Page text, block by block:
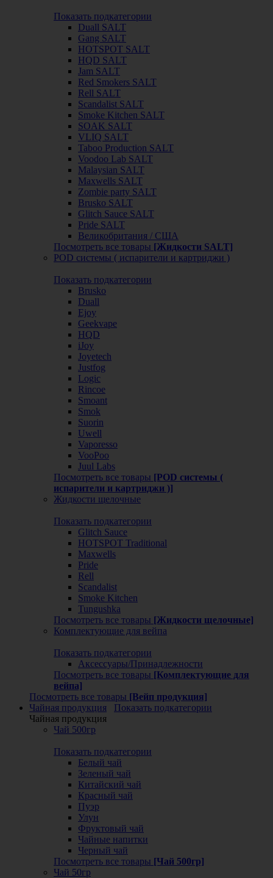
Показать подкатегории
Duall SALT
Gang SALT
HOTSPOT SALT
HQD SALT
Jam SALT
Red Smokers SALT
Rell SALT
Scandalist SALT
Smoke Kitchen SALT
SOAK SALT
VLIQ SALT
Taboo Production SALT
Voodoo Lab SALT
Malaysian SALT
Maxwells SALT
Zombie party SALT
Brusko SALT
Glitch Sauce SALT
Pride SALT
Великобритания / США
Посмотреть все товары [Жидкости SALT]
POD системы ( испарители и картриджи )
Показать подкатегории
Brusko
Duall
Ejoy
Geekvape
HQD
iJoy
Joyetech
Justfog
Logic
Rincoe
Smoant
Smok
Suorin
Uwell
Vaporesso
VooPoo
Juul Labs
Посмотреть все товары [POD системы (
испарители и картриджи )]
Жидкости щелочные
Показать подкатегории
Glitch Sauce
HOTSPOT Traditional
Maxwells
Pride
Rell
Scandalist
Smoke Kitchen
Tungushka
Посмотреть все товары [Жидкости щелочные]
Комплектующие для вейпа
Показать подкатегории
Аксессуары/Принадлежности
Посмотреть все товары [Комплектующие для
вейпа]
Посмотреть все товары [Вейп продукция]
Чайная продукция
Показать подкатегории
Чайная продукция
Чай 500гр
Показать подкатегории
Белый чай
Зеленый чай
Китайский чай
Красный чай
Пуэр
Улун
Фруктовый чай
Чайные напитки
Черный чай
Посмотреть все товары [Чай 500гр]
Чай 50гр